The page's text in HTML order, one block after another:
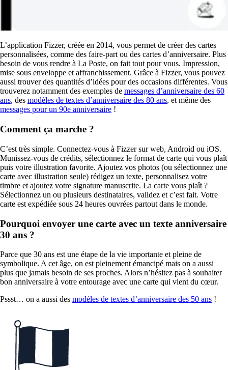
L’application Fizzer, créée en 2014, vous permet de créer des cartes
personnalisées, comme des faire-part ou des cartes d’anniversaire. Plus
besoin de vous rendre à La Poste, on fait tout pour vous. Impression,
mise sous enveloppe et affranchissement. Grâce à Fizzer, vous pouvez
aussi trouver des quantités d’idées pour des occasions différentes. Vous
trouverez notamment des exemples de messages d’anniversaire des 60
ans, des modèles de textes d’anniversaire des 80 ans, et même des
messages pour un 90e anniversaire !
Comment ça marche ?
C’est très simple. Connectez-vous à Fizzer sur web, Android ou iOS.
Munissez-vous de crédits, sélectionnez le format de carte qui vous plaît
puis votre illustration favorite. Ajoutez vos photos (ou sélectionnez une
carte avec illustration seule) rédigez un texte, personnalisez votre
timbre et ajoutez votre signature manuscrite. La carte vous plaît ?
Sélectionnez un ou plusieurs destinataires, validez et c’est fait. Votre
carte est expédiée sous 24 heures ouvrées partout dans le monde.
Pourquoi envoyer une carte avec un texte anniversaire
30 ans ?
Parce que 30 ans est une étape de la vie importante et pleine de
symbolique. A cet âge, on est pleinement émancipé mais on a aussi
plus que jamais besoin de ses proches. Alors n’hésitez pas à souhaiter
bon anniversaire à votre entourage avec une carte qui vient du cœur.
Pssst… on a aussi des modèles de textes d’anniversaire des 50 ans !